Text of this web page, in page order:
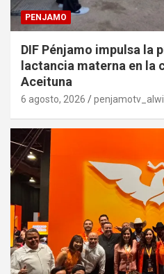
PENJAMO
DIF Pénjamo impulsa la
lactancia materna en la
Aceituna
6 agosto, 2026